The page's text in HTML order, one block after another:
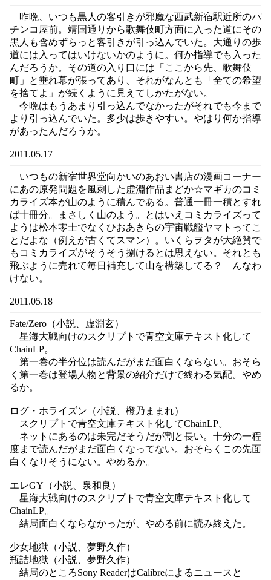
昨晩、いつも黒人の客引きが邪魔な西武新宿駅近所のパ
チンコ屋前。靖国通りから歌舞伎町方面に入った道にその
黒人も含めずらっと客引きが引っ込んでいた。大通りの歩
道には入ってはいけないかのように。何か指導でも入った
んだろうか。その道の入り口には「ここから先、歌舞伎
町」と垂れ幕が張ってあり、それがなんとも「全ての希望
を捨てよ」が続くように見えてしかたがない。
今晩はもうあまり引っ込んでなかったがそれでも今まで
より引っ込んでいた。多少は歩きやすい。やはり何か指導
があったんだろうか。
2011.05.17
いつもの新宿世界堂向かいのあおい書店の漫画コーナー
にあの原発問題を風刺した虚淵作品まどか☆マギカのコミ
カライズ本が山のように積んである。普通一冊一積とすれ
ば十冊分。まさしく山のよう。とはいえコミカライズって
ようは松本零士でなくひおあきらの宇宙戦艦ヤマトってこ
とだよな（例えが古くてスマン）。いくらヲタが大絶賛で
もコミカライズがそうそう捌けるとは思えない。それとも
飛ぶように売れて毎日補充して山を構築してる？ んなわ
けない。
2011.05.18
Fate/Zero（小説、虚淵玄）
星海大戦向けのスクリプトで青空文庫テキスト化して
ChainLP。
第一巻の半分位は読んだがまだ面白くならない。おそら
く第一巻は登場人物と背景の紹介だけで終わる気配。やめ
るか。
ログ・ホライズン（小説、橙乃ままれ）
スクリプトで青空文庫テキスト化してChainLP。
ネットにあるのは未完だそうだが割と長い。十分の一程
度まで読んだがまだ面白くなってない。おそらくこの先面
白くなりそうにない。やめるか。
エレGY（小説、泉和良）
星海大戦向けのスクリプトで青空文庫テキスト化して
ChainLP。
結局面白くならなかったが、やめる前に読み終えた。
少女地獄（小説、夢野久作）
瓶詰地獄（小説、夢野久作）
結局のところSony ReaderはCalibreによるニュースと